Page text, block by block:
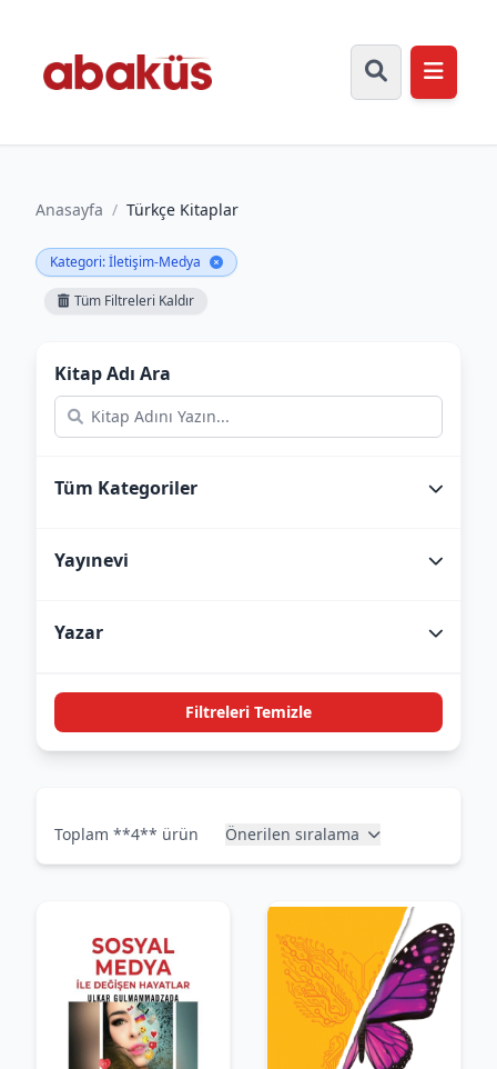
Anasayfa / Türkçe Kitaplar
Kategori: İletişim-Medya
Tüm Filtreleri Kaldır
Kitap Adı Ara
Tüm Kategoriler
Yayınevi
Yazar
Filtreleri Temizle
Toplam **4** ürün Önerilen sıralama